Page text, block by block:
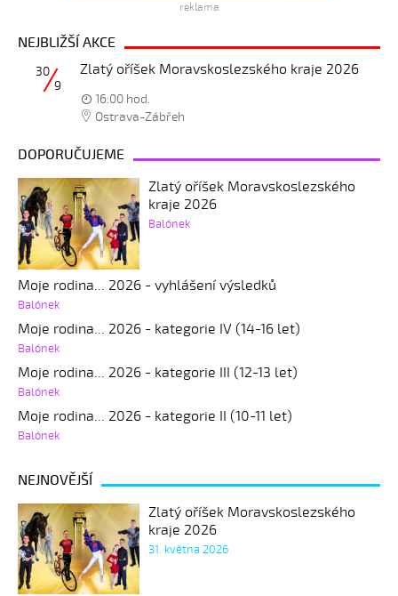
reklama
NEJBLIŽŠÍ AKCE
Zlatý oříšek Moravskoslezského kraje 2026
30
9
16:00 hod.
Ostrava-Zábřeh
DOPORUČUJEME
Zlatý oříšek Moravskoslezského
kraje 2026
Balónek
Moje rodina... 2026 - vyhlášení výsledků
Balónek
Moje rodina... 2026 - kategorie IV (14-16 let)
Balónek
Moje rodina... 2026 - kategorie III (12-13 let)
Balónek
Moje rodina... 2026 - kategorie II (10-11 let)
Balónek
NEJNOVĚJŠÍ
Zlatý oříšek Moravskoslezského
kraje 2026
31. května 2026